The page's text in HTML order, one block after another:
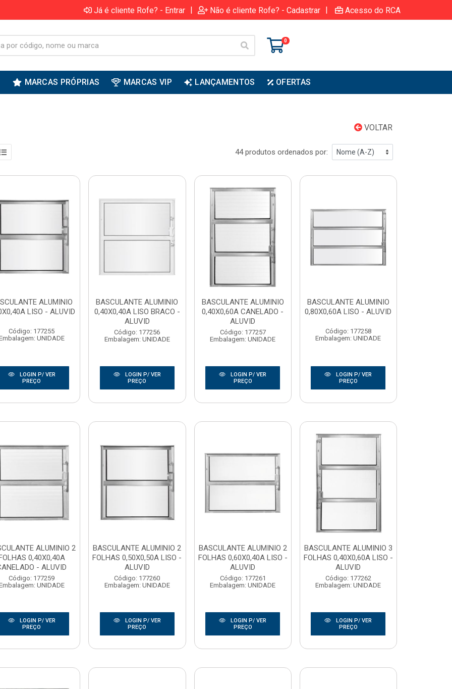
Já é cliente Rofe? - Entrar | Não é cliente Rofe? - Cadastrar | Acesso do RCA
0
MARCAS PRÓPRIAS MARCAS VIP LANÇAMENTOS OFERTAS
VOLTAR
44 produtos ordenados por:
ALUMINIO
LISO - ALUVID
Código: 177255
UNIDADE
LOGIN P/ VER
PREÇO
BASCULANTE ALUMINIO
0,40X0,40A LISO BRACO -
ALUVID
Código: 177256
Embalagem: UNIDADE
LOGIN P/ VER
PREÇO
BASCULANTE ALUMINIO
0,40X0,60A CANELADO -
ALUVID
Código: 177257
Embalagem: UNIDADE
LOGIN P/ VER
PREÇO
BASCULANTE ALUMINIO
0,80X0,60A LISO - ALUVID
Código: 177258
Embalagem: UNIDADE
LOGIN P/ VER
PREÇO
ALUMINIO 2
0,40X0,40A
- ALUVID
Código: 177259
UNIDADE
LOGIN P/ VER
PREÇO
BASCULANTE ALUMINIO 2
FOLHAS 0,50X0,50A LISO -
ALUVID
Código: 177260
Embalagem: UNIDADE
LOGIN P/ VER
PREÇO
BASCULANTE ALUMINIO 2
FOLHAS 0,60X0,40A LISO -
ALUVID
Código: 177261
Embalagem: UNIDADE
LOGIN P/ VER
PREÇO
BASCULANTE ALUMINIO 3
FOLHAS 0,40X0,60A LISO -
ALUVID
Código: 177262
Embalagem: UNIDADE
LOGIN P/ VER
PREÇO